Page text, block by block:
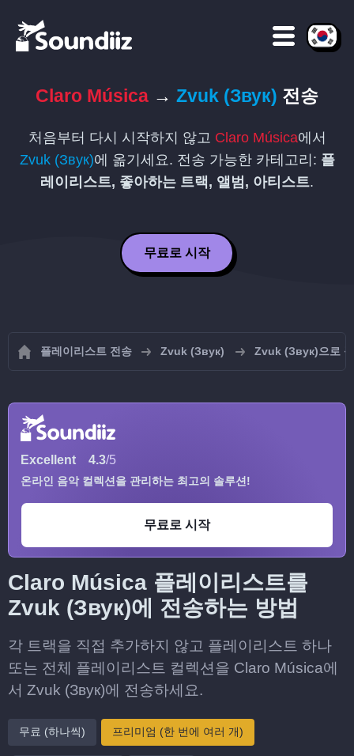
Claro Música → Zvuk (Звук) 전송
처음부터 다시 시작하지 않고 Claro Música에서
Zvuk (Звук)에 옮기세요. 전송 가능한 카테고리: 플
레이리스트, 좋아하는 트랙, 앨범, 아티스트.
무료로 시작
플레이리스트 전송 Zvuk (Звук) Zvuk (Звук)으로
Excellent 4.3/5
온라인 음악 컬렉션을 관리하는 최고의 솔루션!
무료로 시작
Claro Música 플레이리스트를
Zvuk (Звук)에 전송하는 방법
각 트랙을 직접 추가하지 않고 플레이리스트 하나
또는 전체 플레이리스트 컬렉션을 Claro Música에
서 Zvuk (Звук)에 전송하세요.
무료 (하나씩) 프리미엄 (한 번에 여러 개)